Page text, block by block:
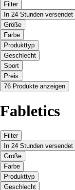
Filter
In 24 Stunden versendet
Größe
Farbe
Produkttyp
Geschlecht
Sport
Preis
76 Produkte anzeigen
Fabletics
Filter
In 24 Stunden versendet
Größe
Farbe
Produkttyp
Geschlecht